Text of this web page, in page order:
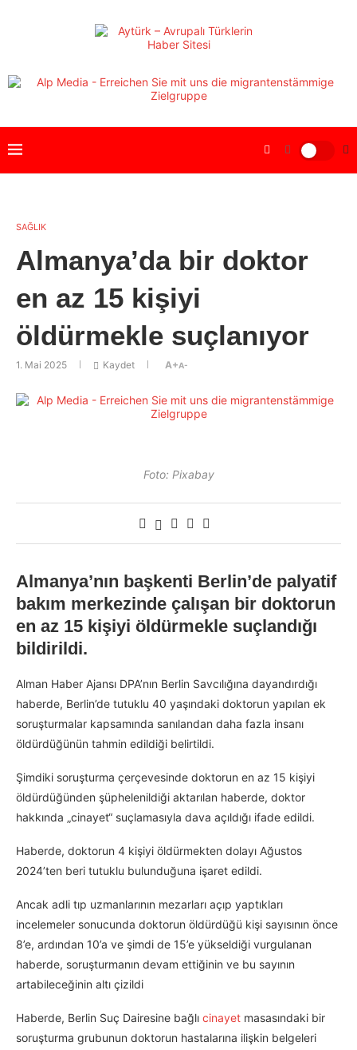
SAĞLIK
Almanya’da bir doktor
en az 15 kişiyi
öldürmekle suçlanıyor
1. Mai 2025 Kaydet A+A-
Foto: Pixabay
Almanya’nın başkenti Berlin’de palyatif
bakım merkezinde çalışan bir doktorun
en az 15 kişiyi öldürmekle suçlandığı
bildirildi.
Alman Haber Ajansı DPA’nın Berlin Savcılığına dayandırdığı
haberde, Berlin’de tutuklu 40 yaşındaki doktorun yapılan ek
soruşturmalar kapsamında sanılandan daha fazla insanı
öldürdüğünün tahmin edildiği belirtildi.
Şimdiki soruşturma çerçevesinde doktorun en az 15 kişiyi
öldürdüğünden şüphelenildiği aktarılan haberde, doktor
hakkında „cinayet“ suçlamasıyla dava açıldığı ifade edildi.
Haberde, doktorun 4 kişiyi öldürmekten dolayı Ağustos
2024’ten beri tutuklu bulunduğuna işaret edildi.
Ancak adli tıp uzmanlarının mezarları açıp yaptıkları
incelemeler sonucunda doktorun öldürdüğü kişi sayısının önce
8’e, ardından 10’a ve şimdi de 15’e yükseldiği vurgulanan
haberde, soruşturmanın devam ettiğinin ve bu sayının
artabileceğinin altı çizildi
Haberde, Berlin Suç Dairesine bağlı cinayet masasındaki bir
soruşturma grubunun doktorun hastalarına ilişkin belgeleri